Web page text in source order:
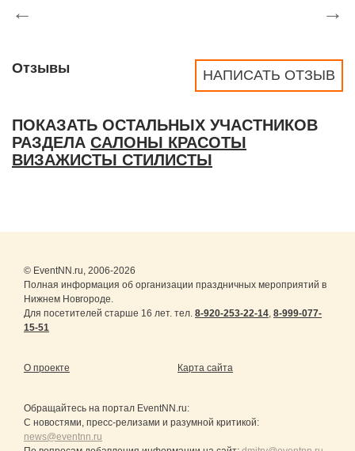
← →
НАПИСАТЬ ОТЗЫВ
Отзывы
ПОКАЗАТЬ ОСТАЛЬНЫХ УЧАСТНИКОВ
РАЗДЕЛА САЛОНЫ КРАСОТЫ
ВИЗАЖИСТЫ СТИЛИСТЫ
© EventNN.ru, 2006-2026
Полная информация об организации праздничных мероприятий в
Нижнем Новгороде.
Для посетителей старше 16 лет. тел. 8-920-253-22-14, 8-999-077-
15-51
О проекте Карта сайта
Обращайтесь на портал EventNN.ru:
С новостями, пресс-релизами и разумной критикой:
news@eventnn.ru